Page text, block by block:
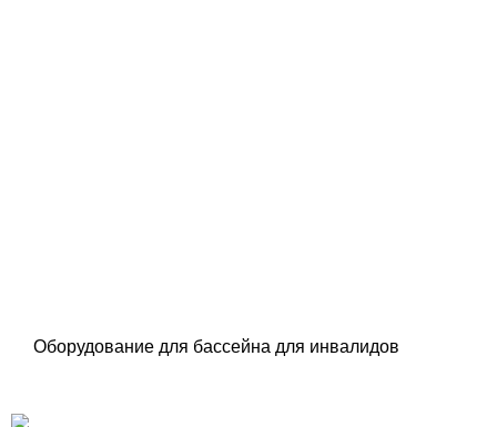
Оборудование для бассейна для инвалидов